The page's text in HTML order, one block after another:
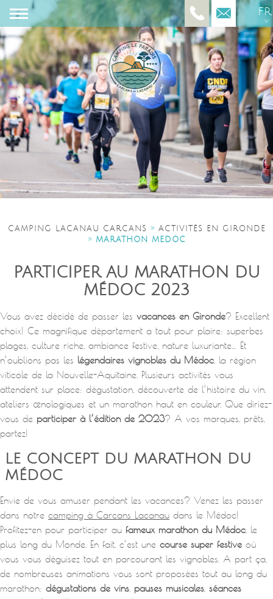
FR
CAMPING LACANAU CARCANS » ACTIVITÉS EN GIRONDE
» MARATHON MEDOC
PARTICIPER AU MARATHON DU
MÉDOC 2023
Vous avez décidé de passer les vacances en Gironde? Excellent
choix! Ce magnifique département a tout pour plaire: superbes
plages, culture riche, ambiance festive, nature luxuriante… Et
n’oublions pas les légendaires vignobles du Médoc, la région
viticole de la Nouvelle-Aquitaine. Plusieurs activités vous
attendent sur place: dégustation, découverte de l’histoire du vin,
ateliers œnologiques et un marathon haut en couleur. Que diriez-
vous de participer à l’édition de 2023? A vos marques, prêts,
partez!
LE CONCEPT DU MARATHON DU
MÉDOC
Envie de vous amuser pendant les vacances? Venez les passer
dans notre camping à Carcans Lacanau dans le Médoc!
Profitez-en pour participer au fameux marathon du Médoc, le
plus long du Monde. En fait, c’est une course super festive où
vous vous déguisez tout en parcourant les vignobles. A part ça,
de nombreuses animations vous sont proposées tout au long du
marathon: dégustations de vins, pauses musicales, séances